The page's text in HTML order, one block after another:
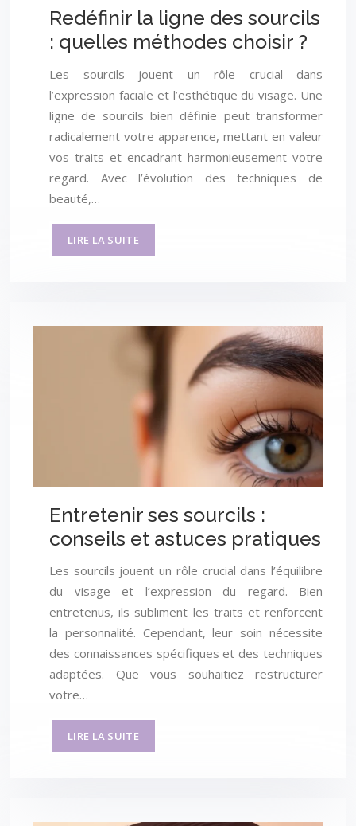
Redéfinir la ligne des sourcils
: quelles méthodes choisir ?
Les sourcils jouent un rôle crucial dans
l’expression faciale et l’esthétique du visage. Une
ligne de sourcils bien définie peut transformer
radicalement votre apparence, mettant en valeur
vos traits et encadrant harmonieusement votre
regard. Avec l’évolution des techniques de
beauté,…
LIRE LA SUITE
Entretenir ses sourcils :
conseils et astuces pratiques
Les sourcils jouent un rôle crucial dans l’équilibre
du visage et l’expression du regard. Bien
entretenus, ils subliment les traits et renforcent
la personnalité. Cependant, leur soin nécessite
des connaissances spécifiques et des techniques
adaptées. Que vous souhaitiez restructurer
votre…
LIRE LA SUITE